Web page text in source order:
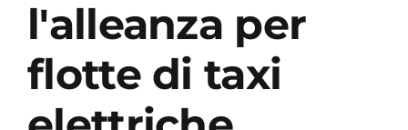
Comunicati Stampa
Academy
l'alleanza per
flotte di taxi